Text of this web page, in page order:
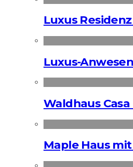
Luxus
Luxus-
Waldhaus
Maple Haus